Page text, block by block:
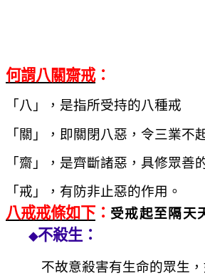
何謂八關齋戒：
「八」，是指所受持的八種戒
「關」，即關閉八惡，令三業不
「齋」，是齊斷諸惡，具修眾
「戒」，有防非止惡的作用。
八戒戒條如下 ： 受戒起至隔天
◆不殺生：
不故意殺害有生命的眾生